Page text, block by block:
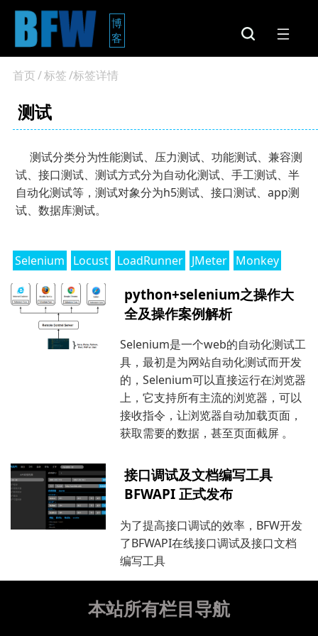
博
客
首页/标签/标签详情
测试
测试分类分为性能测试、压力测试、功能测试、兼容测
试、接口测试、测试方式分为自动化测试、手工测试、半
自动化测试等，测试对象分为h5测试、接口测试、app测
试、数据库测试。
Selenium Locust LoadRunner JMeter Monkey
python+selenium之操作大
全及操作案例解析
Selenium是一个web的自动化测试工
具，最初是为网站自动化测试而开发
的，Selenium可以直接运行在浏览器
上，它支持所有主流的浏览器，可以
接收指令，让浏览器自动加载页面，
获取需要的数据，甚至页面截屏 。
接口调试及文档编写工具
BFWAPI 正式发布
为了提高接口调试的效率，BFW开发
了BFWAPI在线接口调试及接口文档
编写工具
本站所有栏目导航